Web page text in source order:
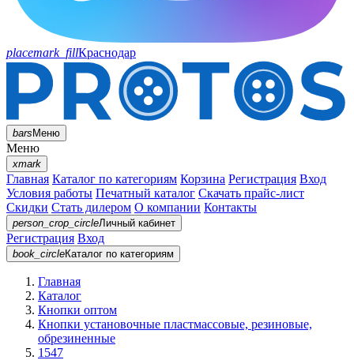
placemark_fillКраснодар
barsМеню
Меню
xmark
Главная Каталог по категориям Корзина Регистрация Вход
Условия работы Печатный каталог Скачать прайс-лист
Скидки Стать дилером О компании Контакты
person_crop_circleЛичный кабинет
Регистрация Вход
book_circleКаталог по категориям
Главная
Каталог
Кнопки оптом
Кнопки установочные пластмассовые, резиновые,
обрезиненные
1547